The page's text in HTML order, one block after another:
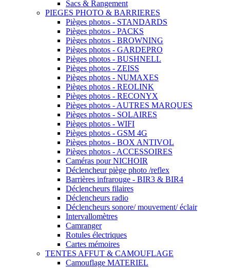
Sacs & Rangement
PIEGES PHOTO & BARRIERES
Pièges photos - STANDARDS
Pièges photos - PACKS
Pièges photos - BROWNING
Pièges photos - GARDEPRO
Pièges photos - BUSHNELL
Pièges photos - ZEISS
Pièges photos - NUMAXES
Pièges photos - REOLINK
Pièges photos - RECONYX
Pièges photos - AUTRES MARQUES
Pièges photos - SOLAIRES
Pièges photos - WIFI
Pièges photos - GSM 4G
Pièges photos - BOX ANTIVOL
Pièges photos - ACCESSOIRES
Caméras pour NICHOIR
Déclencheur piège photo /reflex
Barrières infrarouge - BIR3 & BIR4
Déclencheurs filaires
Déclencheurs radio
Déclencheurs sonore/ mouvement/ éclair
Intervallomètres
Camranger
Rotules électriques
Cartes mémoires
TENTES AFFUT & CAMOUFLAGE
Camouflage MATERIEL